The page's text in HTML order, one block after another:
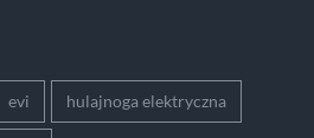
evi hulajnoga elektryczna